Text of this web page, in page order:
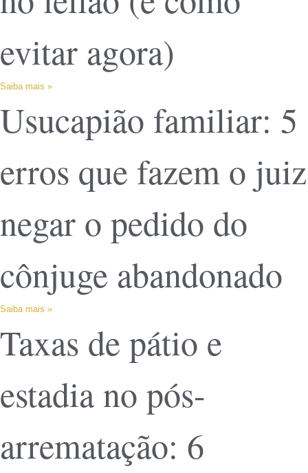
evitar agora)
Saiba mais »
Usucapião familiar: 5
erros que fazem o juiz
negar o pedido do
cônjuge abandonado
Saiba mais »
Taxas de pátio e
estadia no pós-
arrematação: 6